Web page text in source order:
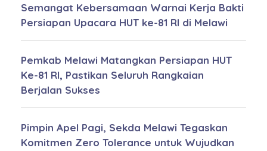
Semangat Kebersamaan Warnai Kerja Bakti
Persiapan Upacara HUT ke-81 RI di Melawi
Pemkab Melawi Matangkan Persiapan HUT
Ke-81 RI, Pastikan Seluruh Rangkaian
Berjalan Sukses
Pimpin Apel Pagi, Sekda Melawi Tegaskan
Komitmen Zero Tolerance untuk Wujudkan